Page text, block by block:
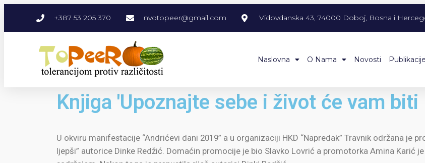
+387 53 205 370 nvotopeer@gmail.com Vidovdanska 43, 74000 Doboj, Bosna i
Naslovna O Nama Novosti Publikacije
Knjiga 'Upoznajte sebe i život će vam
U okviru manifestacije “Andrićevi dani 2019” a u organizaciji HKD “Napredak” Travnik održana je
ljepši” autorice Dinke Redžić. Domaćin promocije je bio Slavko Lovrić a promotorka Amina Karić